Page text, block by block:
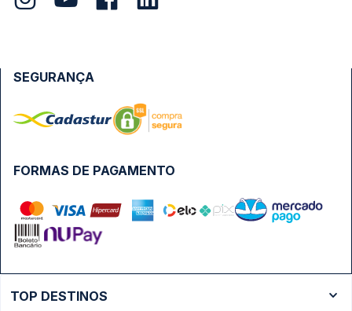
FORMAS DE PAGAMENTO
SEGURANÇA
TOP DESTINOS